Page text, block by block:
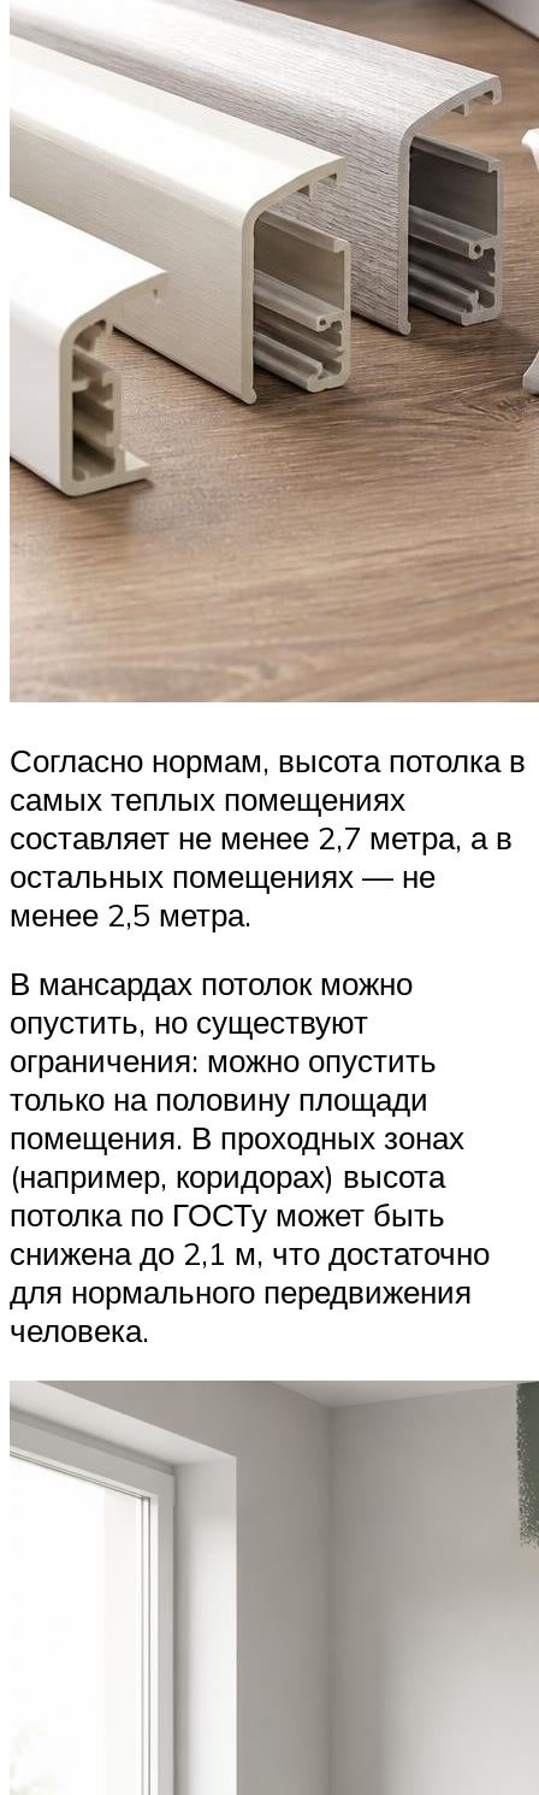
Согласно нормам, высота потолка в
самых теплых помещениях
составляет не менее 2,7 метра, а в
остальных помещениях — не
менее 2,5 метра.
В мансардах потолок можно
опустить, но существуют
ограничения: можно опустить
только на половину площади
помещения. В проходных зонах
(например, коридорах) высота
потолка по ГОСТу может быть
снижена до 2,1 м, что достаточно
для нормального передвижения
человека.